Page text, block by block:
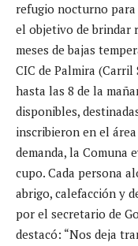
refugio nocturno para
el objetivo de brindar
meses de bajas
CIC de Palmira (Carril
hasta las 8 de la
disponibles,
inscribieron en el
demanda, la Comuna
cupo. Cada persona
abrigo, calefacción y
por el secretario de
destacó: “Nos deja